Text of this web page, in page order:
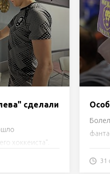
сделали
хоккеиста".
31